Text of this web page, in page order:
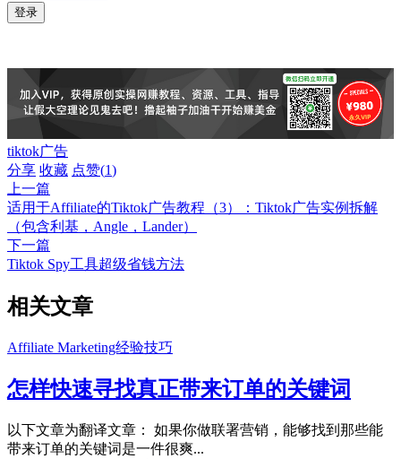
tiktok广告
分享 收藏 点赞(1)
上一篇
适用于Affiliate的Tiktok广告教程（3）：Tiktok广告实例拆解
（包含利基，Angle，Lander）
下一篇
Tiktok Spy工具超级省钱方法
相关文章
Affiliate Marketing经验技巧
怎样快速寻找真正带来订单的关键词
以下文章为翻译文章： 如果你做联署营销，能够找到那些能
带来订单的关键词是一件很爽...